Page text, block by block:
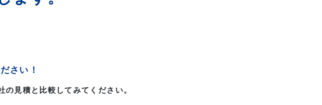
さい！
見積と比較してみてください。